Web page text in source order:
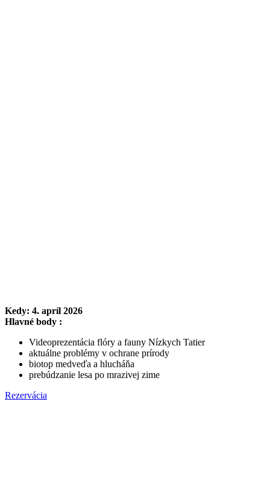
Kedy: 4. apríl 2026
Hlavné body :
Videoprezentácia flóry a fauny Nízkych Tatier
aktuálne problémy v ochrane prírody
biotop medveďa a hlucháňa
prebúdzanie lesa po mrazivej zime
Rezervácia